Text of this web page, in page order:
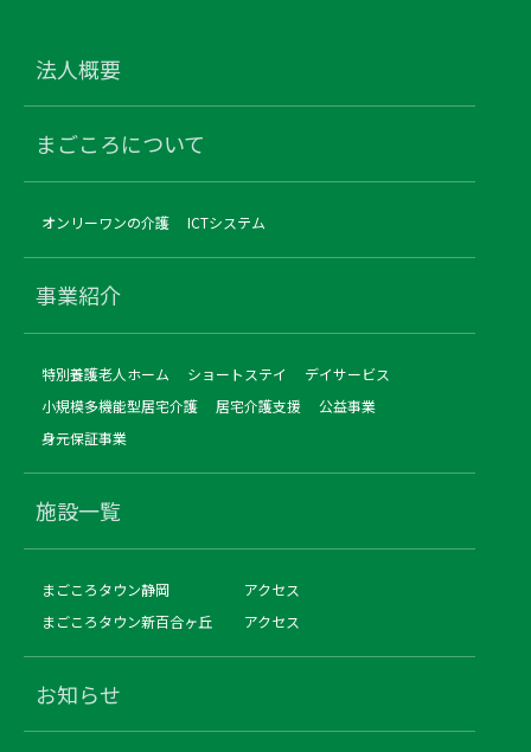
法人概要
まごころについて
オンリーワンの介護 ICTシステム
事業紹介
特別養護老人ホーム ショートステイ
デイサービス
小規模多機能型居宅介護
居宅介護支援
公益事業
身元保証事業
施設一覧
まごころタウン静岡
アクセス
まごころタウン新百合ヶ丘
アクセス
お知らせ